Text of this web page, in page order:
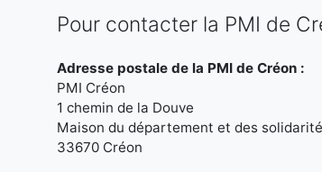
Pour contacter la PMI de
Adresse postale de la PMI de Créon :
PMI Créon
1 chemin de la Douve
Maison du département et des
33670 Créon